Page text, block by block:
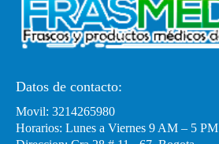
Datos de contacto:
Movil: 3214265980
Horarios: Lunes a Viernes 9 AM – 5 PM